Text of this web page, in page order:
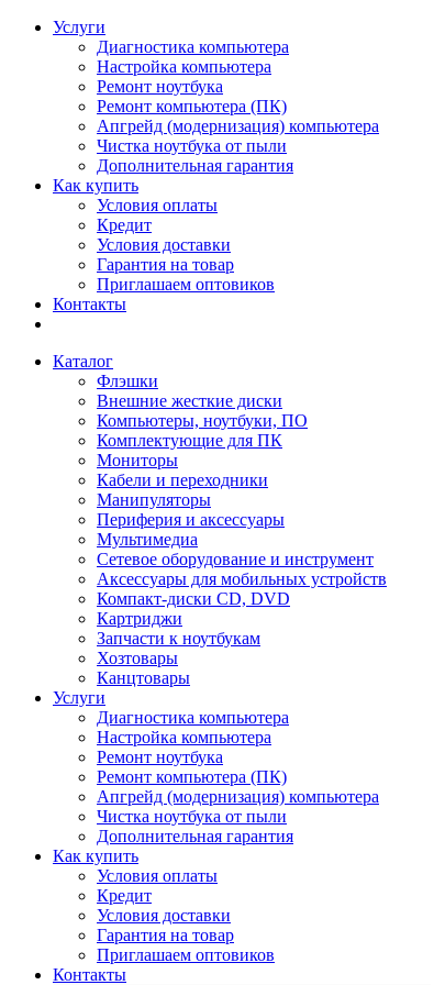
Услуги
Диагностика компьютера
Настройка компьютера
Ремонт ноутбука
Ремонт компьютера (ПК)
Апгрейд (модернизация) компьютера
Чистка ноутбука от пыли
Дополнительная гарантия
Как купить
Условия оплаты
Кредит
Условия доставки
Гарантия на товар
Приглашаем оптовиков
Контакты
Каталог
Флэшки
Внешние жесткие диски
Компьютеры, ноутбуки, ПО
Комплектующие для ПК
Мониторы
Кабели и переходники
Манипуляторы
Периферия и аксессуары
Мультимедиа
Сетевое оборудование и инструмент
Аксессуары для мобильных устройств
Компакт-диски CD, DVD
Картриджи
Запчасти к ноутбукам
Хозтовары
Канцтовары
Услуги
Диагностика компьютера
Настройка компьютера
Ремонт ноутбука
Ремонт компьютера (ПК)
Апгрейд (модернизация) компьютера
Чистка ноутбука от пыли
Дополнительная гарантия
Как купить
Условия оплаты
Кредит
Условия доставки
Гарантия на товар
Приглашаем оптовиков
Контакты